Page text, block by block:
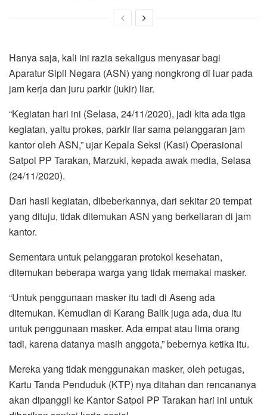
Hanya saja, kali ini razia sekaligus menyasar bagi
Aparatur Sipil Negara (ASN) yang nongkrong di luar pada
jam kerja dan juru parkir (jukir) liar.
“Kegiatan hari ini (Selasa, 24/11/2020), jadi kita ada tiga
kegiatan, yaitu prokes, parkir liar sama pelanggaran jam
kantor oleh ASN,” ujar Kepala Seksi (Kasi) Operasional
Satpol PP Tarakan, Marzuki, kepada awak media, Selasa
(24/11/2020).
Dari hasil kegiatan, dibeberkannya, dari sekitar 20 tempat
yang dituju, tidak ditemukan ASN yang berkeliaran di jam
kantor.
Sementara untuk pelanggaran protokol kesehatan,
ditemukan beberapa warga yang tidak memakai masker.
“Untuk penggunaan masker itu tadi di Aseng ada
ditemukan. Kemudian di Karang Balik juga ada, dua itu
untuk penggunaan masker. Ada empat atau lima orang
tadi, karena datanya masih anggota,” bebernya ketika itu.
Mereka yang tidak menggunakan masker, oleh petugas,
Kartu Tanda Penduduk (KTP) nya ditahan dan rencananya
akan dipanggil ke Kantor Satpol PP Tarakan hari ini untuk